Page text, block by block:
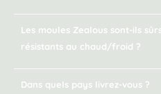
Les moules Zealous sont-ils
résistants au chaud/froid ?
Dans quels pays livrez-vous ?